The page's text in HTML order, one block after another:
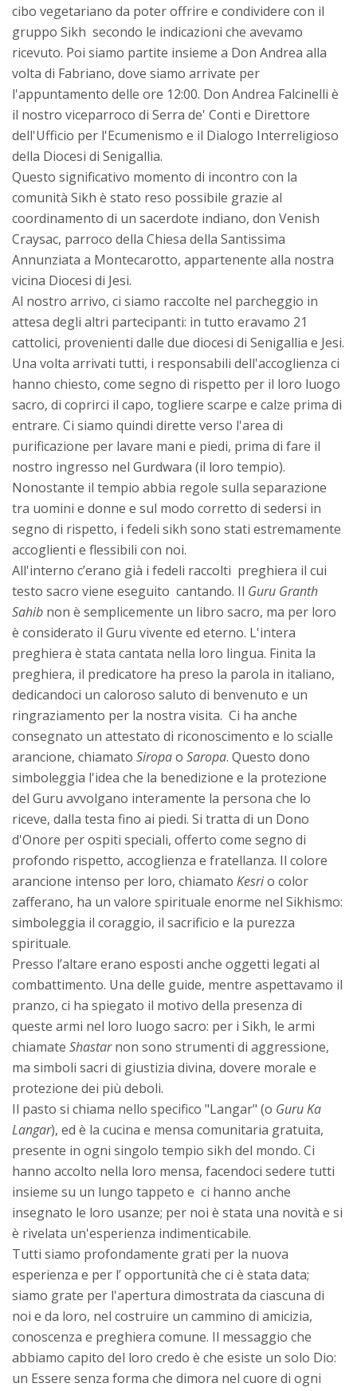
cibo vegetariano da poter offrire e condividere con il
gruppo Sikh secondo le indicazioni che avevamo
ricevuto. Poi siamo partite insieme a Don Andrea alla
volta di Fabriano, dove siamo arrivate per
l'appuntamento delle ore 12:00. Don Andrea Falcinelli è
il nostro viceparroco di Serra de' Conti e Direttore
dell'Ufficio per l'Ecumenismo e il Dialogo Interreligioso
della Diocesi di Senigallia.
Questo significativo momento di incontro con la
comunità Sikh è stato reso possibile grazie al
coordinamento di un sacerdote indiano, don Venish
Craysac, parroco della Chiesa della Santissima
Annunziata a Montecarotto, appartenente alla nostra
vicina Diocesi di Jesi.
Al nostro arrivo, ci siamo raccolte nel parcheggio in
attesa degli altri partecipanti: in tutto eravamo 21
cattolici, provenienti dalle due diocesi di Senigallia e Jesi.
Una volta arrivati tutti, i responsabili dell'accoglienza ci
hanno chiesto, come segno di rispetto per il loro luogo
sacro, di coprirci il capo, togliere scarpe e calze prima di
entrare. Ci siamo quindi dirette verso l'area di
purificazione per lavare mani e piedi, prima di fare il
nostro ingresso nel Gurdwara (il loro tempio).
Nonostante il tempio abbia regole sulla separazione
tra uomini e donne e sul modo corretto di sedersi in
segno di rispetto, i fedeli sikh sono stati estremamente
accoglienti e flessibili con noi.
All'interno c’erano già i fedeli raccolti preghiera il cui
testo sacro viene eseguito cantando. Il Guru Granth
Sahib non è semplicemente un libro sacro, ma per loro
è considerato il Guru vivente ed eterno. L'intera
preghiera è stata cantata nella loro lingua. Finita la
preghiera, il predicatore ha preso la parola in italiano,
dedicandoci un caloroso saluto di benvenuto e un
ringraziamento per la nostra visita. Ci ha anche
consegnato un attestato di riconoscimento e lo scialle
arancione, chiamato Siropao Saropa. Questo dono
simboleggia l'idea che la benedizione e la protezione
del Guru avvolgano interamente la persona che lo
riceve, dalla testa fino ai piedi. Si tratta di un Dono
d'Onore per ospiti speciali, offerto come segno di
profondo rispetto, accoglienza e fratellanza. Il colore
arancione intenso per loro, chiamato Kesrio color
zafferano, ha un valore spirituale enorme nel Sikhismo:
simboleggia il coraggio, il sacrificio e la purezza
spirituale.
Presso l’altare erano esposti anche oggetti legati al
combattimento. Una delle guide, mentre aspettavamo il
pranzo, ci ha spiegato il motivo della presenza di
queste armi nel loro luogo sacro: per i Sikh, le armi
chiamate Shastarnon sono strumenti di aggressione,
ma simboli sacri di giustizia divina, dovere morale e
protezione dei più deboli.
Il pasto si chiama nello specifico "Langar" (o Guru Ka
Langar), ed è la cucina e mensa comunitaria gratuita,
presente in ogni singolo tempio sikh del mondo. Ci
hanno accolto nella loro mensa, facendoci sedere tutti
insieme su un lungo tappeto e ci hanno anche
insegnato le loro usanze; per noi è stata una novità e si
è rivelata un'esperienza indimenticabile.
Tutti siamo profondamente grati per la nuova
esperienza e per l’ opportunità che ci è stata data;
siamo grate per l'apertura dimostrata da ciascuna di
noi e da loro, nel costruire un cammino di amicizia,
conoscenza e preghiera comune. Il messaggio che
abbiamo capito del loro credo è che esiste un solo Dio:
un Essere senza forma che dimora nel cuore di ogni